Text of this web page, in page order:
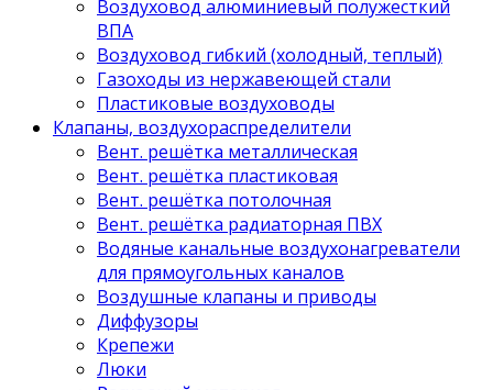
Воздуховод алюминиевый полужесткий
ВПА
Воздуховод гибкий (холодный, теплый)
Газоходы из нержавеющей стали
Пластиковые воздуховоды
Клапаны, воздухораспределители
Вент. решётка металлическая
Вент. решётка пластиковая
Вент. решётка потолочная
Вент. решётка радиаторная ПВХ
Водяные канальные воздухонагреватели
для прямоугольных каналов
Воздушные клапаны и приводы
Диффузоры
Крепежи
Люки